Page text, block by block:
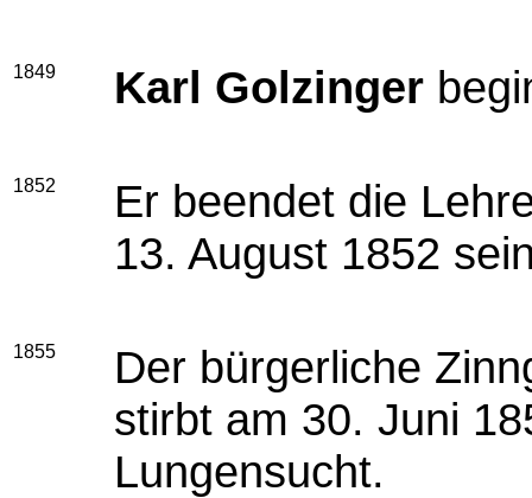
1849 Karl Golzinger
1852
Er beendet die
13. August 1852
1855
Der bürgerliche
stirbt am 30. Juni
Lungensucht.